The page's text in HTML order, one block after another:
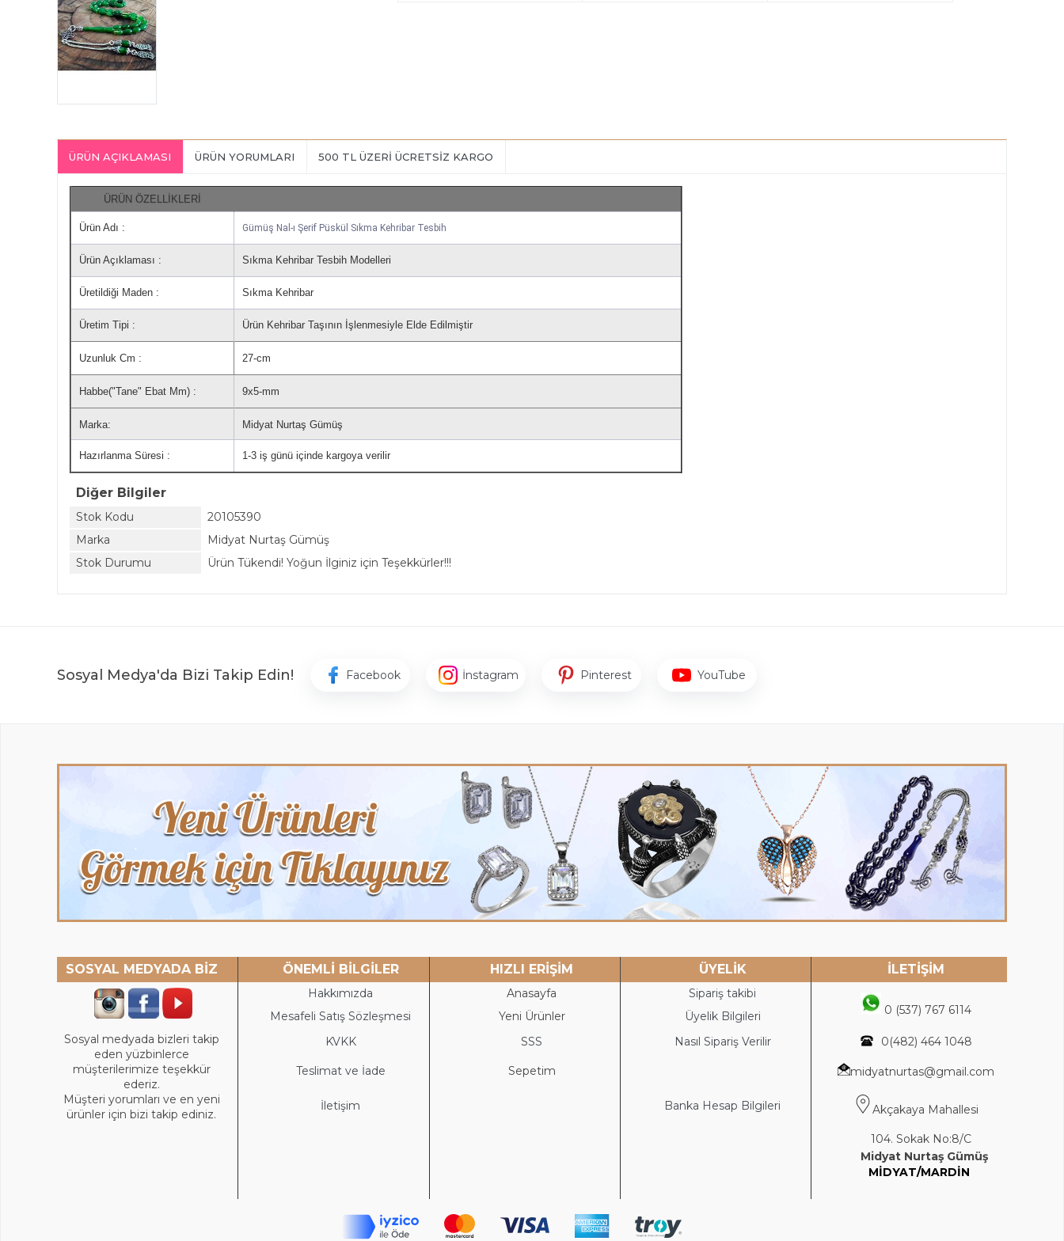
ÜRÜN AÇIKLAMASI ÜRÜN YORUMLARI 500 TL ÜZERİ ÜCRETSİZ KARGO
ÜRÜN ÖZELLİKLERİ
Ürün Adı : Gümüş Nal-ı Şerif Püskül Sıkma Kehribar Tesbih
Ürün Açıklaması : Sıkma Kehribar Tesbih Modelleri
Üretildiği Maden : Sıkma Kehribar
Üretim Tipi : Ürün Kehribar Taşının İşlenmesiyle Elde Edilmiştir
Uzunluk Cm : 27-cm
Habbe("Tane" Ebat Mm) : 9x5-mm
Marka: Midyat Nurtaş Gümüş
Hazırlanma Süresi : 1-3 iş günü içinde kargoya verilir
Diğer Bilgiler
Stok Kodu
20105390
Marka
Midyat Nurtaş Gümüş
Stok Durumu
Ürün Tükendi! Yoğun İlginiz için Teşekkürler!!!
Sosyal Medya'da Bizi Takip Edin! Facebook İnstagram Pinterest YouTube
SOSYAL MEDYADA BİZ ÖNEMLİ BİLGİLER HIZLI ERİŞİM ÜYELİK İLETİŞİM
Hakkımızda Anasayfa
Sipariş takibi
0 (537) 767 6114
Mesafeli Satış Sözleşmesi Yeni Ürünler
Üyelik Bilgileri
Sosyal medyada bizleri takip
eden yüzbinlerce
müşterilerimize teşekkür
ederiz.
Müşteri yorumları ve en yeni
ürünler için bizi takip ediniz.
KVKK SSS Nasıl Sipariş Verilir 0(482) 464 1048
Teslimat ve İade Sepetim midyatnurtas@gmail.com
İletişim Banka Hesap Bilgileri Akçakaya Mahallesi
104. Sokak No:8/C
Midyat Nurtaş Gümüş
MİDYAT/MARDİN